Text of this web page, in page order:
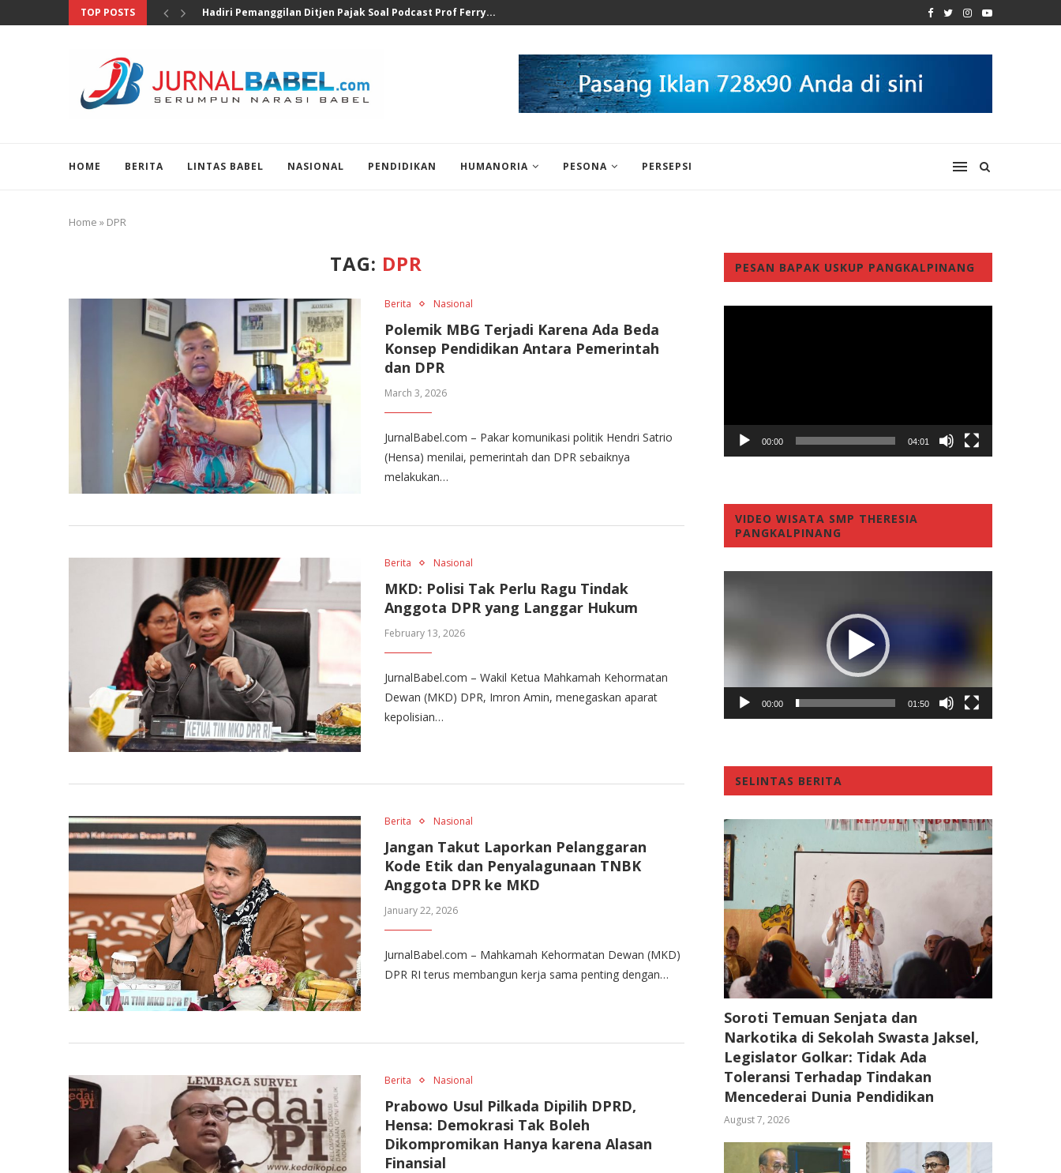
TOP POSTS Pengungkapan 46 Juta Butir Obat Ilegal Bukti Keseriusan...
HOME BERITA LINTAS BABEL NASIONAL PENDIDIKAN HUMANORIA PESONA PERSEPSI
Home » DPR
TAG: DPR
Berita Nasional
Polemik MBG Terjadi Karena Ada Beda
Konsep Pendidikan Antara Pemerintah
dan DPR
March 3, 2026
JurnalBabel.com – Pakar komunikasi politik Hendri Satrio
(Hensa) menilai, pemerintah dan DPR sebaiknya
melakukan…
Berita Nasional
MKD: Polisi Tak Perlu Ragu Tindak
Anggota DPR yang Langgar Hukum
February 13, 2026
JurnalBabel.com – Wakil Ketua Mahkamah Kehormatan
Dewan (MKD) DPR, Imron Amin, menegaskan aparat
kepolisian…
Berita Nasional
Jangan Takut Laporkan Pelanggaran
Kode Etik dan Penyalagunaan TNBK
Anggota DPR ke MKD
January 22, 2026
JurnalBabel.com – Mahkamah Kehormatan Dewan (MKD)
DPR RI terus membangun kerja sama penting dengan…
Berita Nasional
Prabowo Usul Pilkada Dipilih DPRD,
Hensa: Demokrasi Tak Boleh
Dikompromikan Hanya karena Alasan
Finansial
PESAN BAPAK USKUP PANGKALPINANG
00:00 04:01
VIDEO WISATA SMP THERESIA
PANGKALPINANG
00:00 01:50
SELINTAS BERITA
Soroti Temuan Senjata dan
Narkotika di Sekolah Swasta Jaksel,
Legislator Golkar: Tidak Ada
Toleransi Terhadap Tindakan
Mencederai Dunia Pendidikan
August 7, 2026